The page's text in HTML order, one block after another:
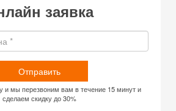
заявка
Отправить
и мы перезвоним вам в течение 15 минут и
сделаем скидку до 30%